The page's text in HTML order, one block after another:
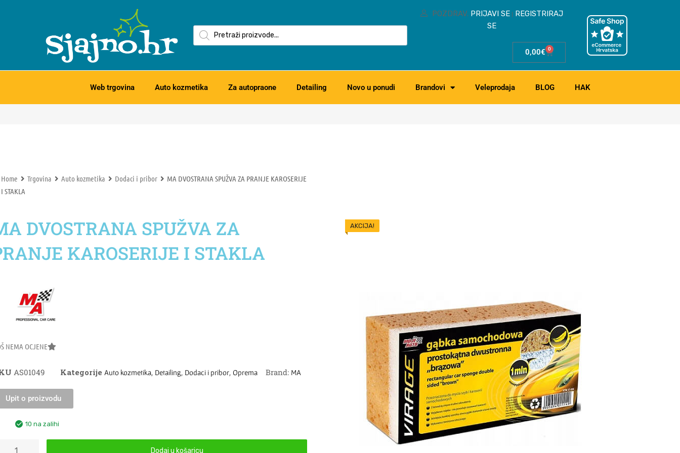
POZDRAV. PRIJAVI SE
REGISTRIRAJ
SE
0,00€ 0
Web trgovina Auto kozmetika Za autopraone Detailing Novo u ponudi Brandovi Veleprodaja BLOG HAK
Home Trgovina Auto kozmetika Dodaci i pribor
MA DVOSTRANA SPUŽVA ZA PRANJE KAROSERIJE
I STAKLA
DVOSTRANA SPUŽVA ZA
KAROSERIJE I STAKLA
NEMA OCJENE
AS01049 Kategorije Auto kozmetika, Detailing, Dodaci i pribor, Oprema Brand: MA
Upit o proizvodu
10 na zalihi
Dodaj u košaricu
AKCIJA!